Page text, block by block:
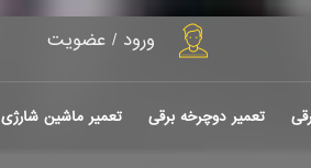
ورود / عضویت
تعمیر دوچرخه برقی تعمیر ماشین شارژی